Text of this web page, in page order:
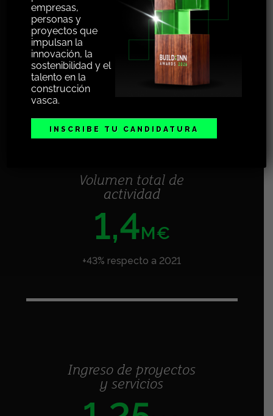
Presupuestos totales
del proyecto
22 M€
estatales respecto a 2021
Volumen total de
actividad
1,4M€
+43% respecto a 2021
Ingreso de proyectos
y servicios
empresas,
personas y
proyectos que
impulsan la
innovación, la
sostenibilidad y el
talento en la
construcción
vasca.
INSCRIBE TU CANDIDATURA